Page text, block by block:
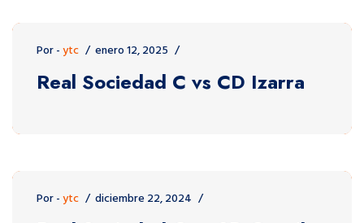
Por -ytc enero 12, 2025
Real Sociedad C vs CD Izarra
Por -ytc diciembre 22, 2024